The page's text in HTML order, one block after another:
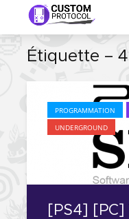
Étiquette –
PROGRAMMATION
UNDERGROUND
[PS4]